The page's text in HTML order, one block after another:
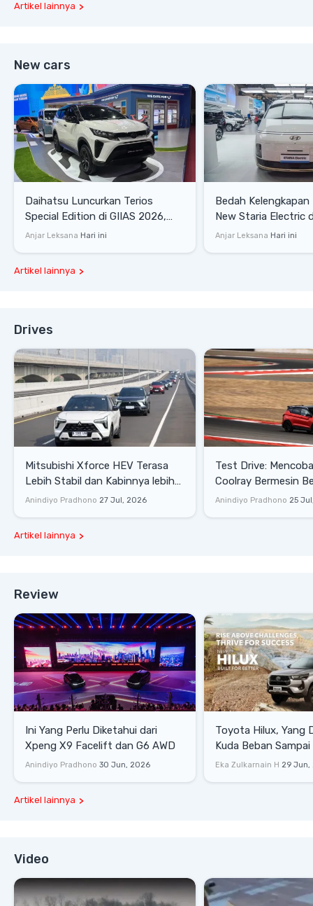
Artikel lainnya
New cars
Daihatsu Luncurkan Terios
Special Edition di GIIAS 2026,
Stok Terbatas
Anjar Leksana Hari ini
Bedah
New Staria Electric
yang Dikenalkan di
Anjar Leksana Hari ini
Artikel lainnya
Drives
Mitsubishi Xforce HEV Terasa
Lebih Stabil dan Kabinnya lebih
Senyap
Anindiyo Pradhono 27 Jul, 2026
Test Drive: Mencoba Geely
Coolray Bermesin
di Sirkuit Mandalika
Anindiyo Pradhono 25
Artikel lainnya
Review
Ini Yang Perlu Diketahui dari
Xpeng X9 Facelift dan G6 AWD
Anindiyo Pradhono 30 Jun, 2026
Toyota Hilux, Yang
Kuda Beban
Lifestyle
Eka Zulkarnain H 29 Jun,
Artikel lainnya
Video